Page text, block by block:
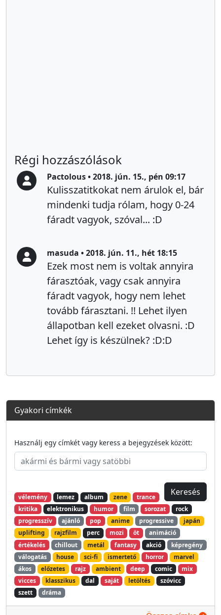
Régi hozzászólások
Pactolous • 2018. jún. 15., pén 09:17
Kulisszatitkokat nem árulok el, bár
mindenki tudja rólam, hogy 0-24
fáradt vagyok, szóval... :D
masuda • 2018. jún. 11., hét 18:15
Ezek most nem is voltak annyira
fárasztóak, vagy csak annyira
fáradt vagyok, hogy nem lehet
tovább fárasztani. !! Lehet ilyen
állapotban kell ezeket olvasni. :D
Lehet így is készülnek? :D:D
Gyakori címkék
Használj egy címkét vagy keress a bejegyzések között:
vélemény lemez album zene
trance
kritika
elektronikus humor film sorozat
rock
progresszív
ajánló pop anime progressive
japán
uplifting
rajzfilm perc mozi öt
animáció
értékelés
chillout metál fantasy akció
képregény
válogatás
house sci-fi ismertető horror
marvel
ákos
előzetes rajz ambient deep comic
mix
vicces
klasszikus dal saját letöltés
szóvicc
szett
dráma